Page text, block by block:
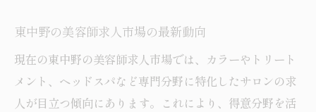
東中野の美容師求人市場の最新動向
現在の東中野の美容師求人市場では、カラーやトリート
メント、ヘッドスパなど専門分野に特化したサロンの求
人が目立つ傾向にあります。これにより、得意分野を活